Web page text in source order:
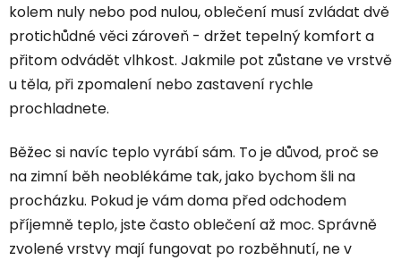
kolem nuly nebo pod nulou, oblečení musí zvládat dvě
protichůdné věci zároveň - držet tepelný komfort a
přitom odvádět vlhkost. Jakmile pot zůstane ve vrstvě
u těla, při zpomalení nebo zastavení rychle
prochladnete.
Běžec si navíc teplo vyrábí sám. To je důvod, proč se
na zimní běh neoblékáme tak, jako bychom šli na
procházku. Pokud je vám doma před odchodem
příjemně teplo, jste často oblečení až moc. Správně
zvolené vrstvy mají fungovat po rozběhnutí, ne v